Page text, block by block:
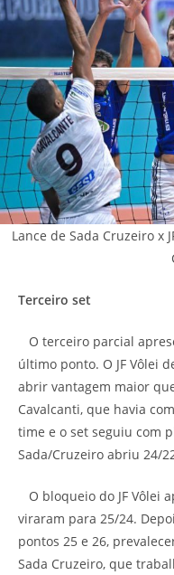
Lance de Sada Cruzeiro x
Terceiro set
O terceiro parcial
último ponto. O JF Vôlei
abrir vantagem maior
Cavalcanti, que havia
time e o set seguiu com
Sada/Cruzeiro abriu 24/
O bloqueio do JF Vôlei
viraram para 25/24.
pontos 25 e 26,
Sada Cruzeiro, que